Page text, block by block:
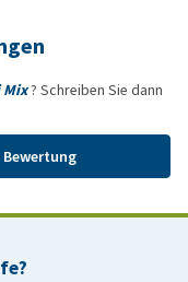
Mix? Schreiben Sie dann
Bewertung